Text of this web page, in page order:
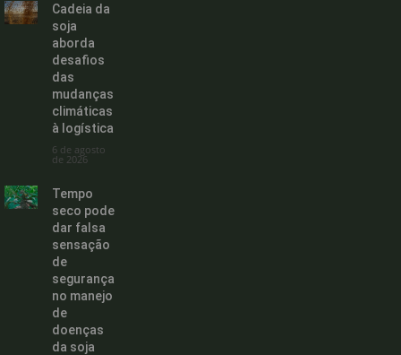
Cadeia da
soja
aborda
desafios
das
mudanças
climáticas
à logística
6 de agosto
de 2026
Tempo
seco pode
dar falsa
sensação
de
segurança
no manejo
de
doenças
da soja